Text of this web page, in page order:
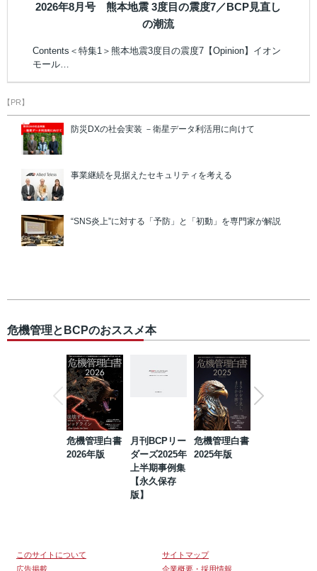
2026年8月号 熊本地震 3度目の震度7／BCP見直し
の潮流
Contents＜特集1＞熊本地震3度目の震度7【Opinion】イオン
モール…
【PR】
防災DXの社会実装 －衛星データ利活用に向けて
事業継続を見据えたセキュリティを考える
“SNS炎上”に対する「予防」と「初動」を専門家が解説
危機管理とBCPのおススメ本
危機管理白書
2026年版
月刊BCPリー
ダーズ2025年
上半期事例集
【永久保存
版】
危機管理白書
2025年版
このサイトについて
サイトマップ
広告掲載
企業概要・採用情報